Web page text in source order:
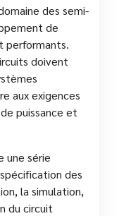
des semi-
de
performants.
doivent
aux exigences
puissance et
une série
des
la simulation,
du circuit